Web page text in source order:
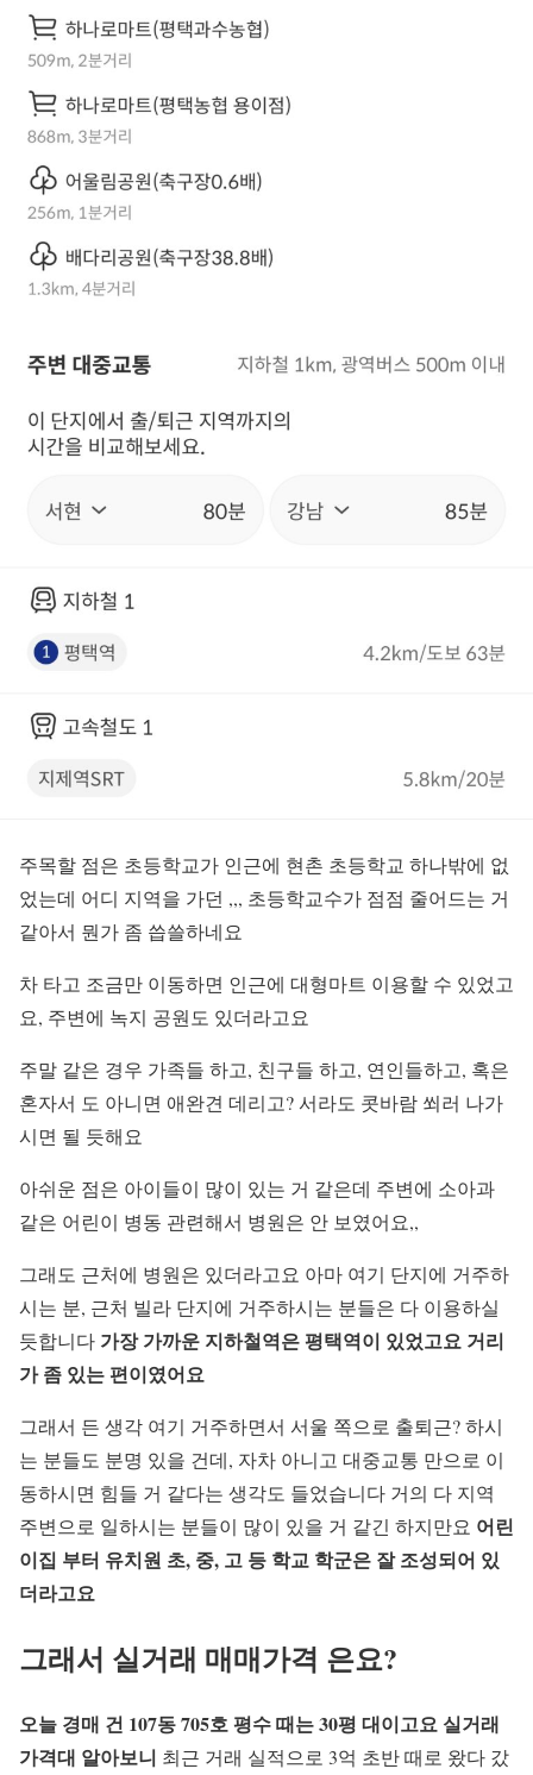
주목할 점은 초등학교가 인근에 현촌 초등학교 하나밖에 없
었는데 어디 지역을 가던 ,,, 초등학교수가 점점 줄어드는 거
같아서 뭔가 좀 씁쓸하네요
차 타고 조금만 이동하면 인근에 대형마트 이용할 수 있었고
요, 주변에 녹지 공원도 있더라고요
주말 같은 경우 가족들 하고, 친구들 하고, 연인들하고, 혹은
혼자서 도 아니면 애완견 데리고? 서라도 콧바람 쐬러 나가
시면 될 듯해요
아쉬운 점은 아이들이 많이 있는 거 같은데 주변에 소아과
같은 어린이 병동 관련해서 병원은 안 보였어요,,
그래도 근처에 병원은 있더라고요 아마 여기 단지에 거주하
시는 분, 근처 빌라 단지에 거주하시는 분들은 다 이용하실
듯합니다 가장 가까운 지하철역은평택역이 있었고요 거리
가 좀 있는 편이였어요
그래서 든 생각 여기 거주하면서 서울 쪽으로 출퇴근? 하시
는 분들도 분명 있을 건데, 자차 아니고 대중교통 만으로 이
동하시면 힘들 거 같다는 생각도 들었습니다 거의 다 지역
주변으로 일하시는 분들이 많이 있을 거 같긴 하지만요 어린
이집 부터 유치원 초, 중, 고 등 학교 학군은 잘 조성되어 있
더라고요
그래서 실거래 매매가격 은요?
오늘 경매 건 107동 705호 평수 때는30평 대이고요 실거래
가격대 알아보니 최근 거래 실적으로 3억 초반 때로 왔다 갔